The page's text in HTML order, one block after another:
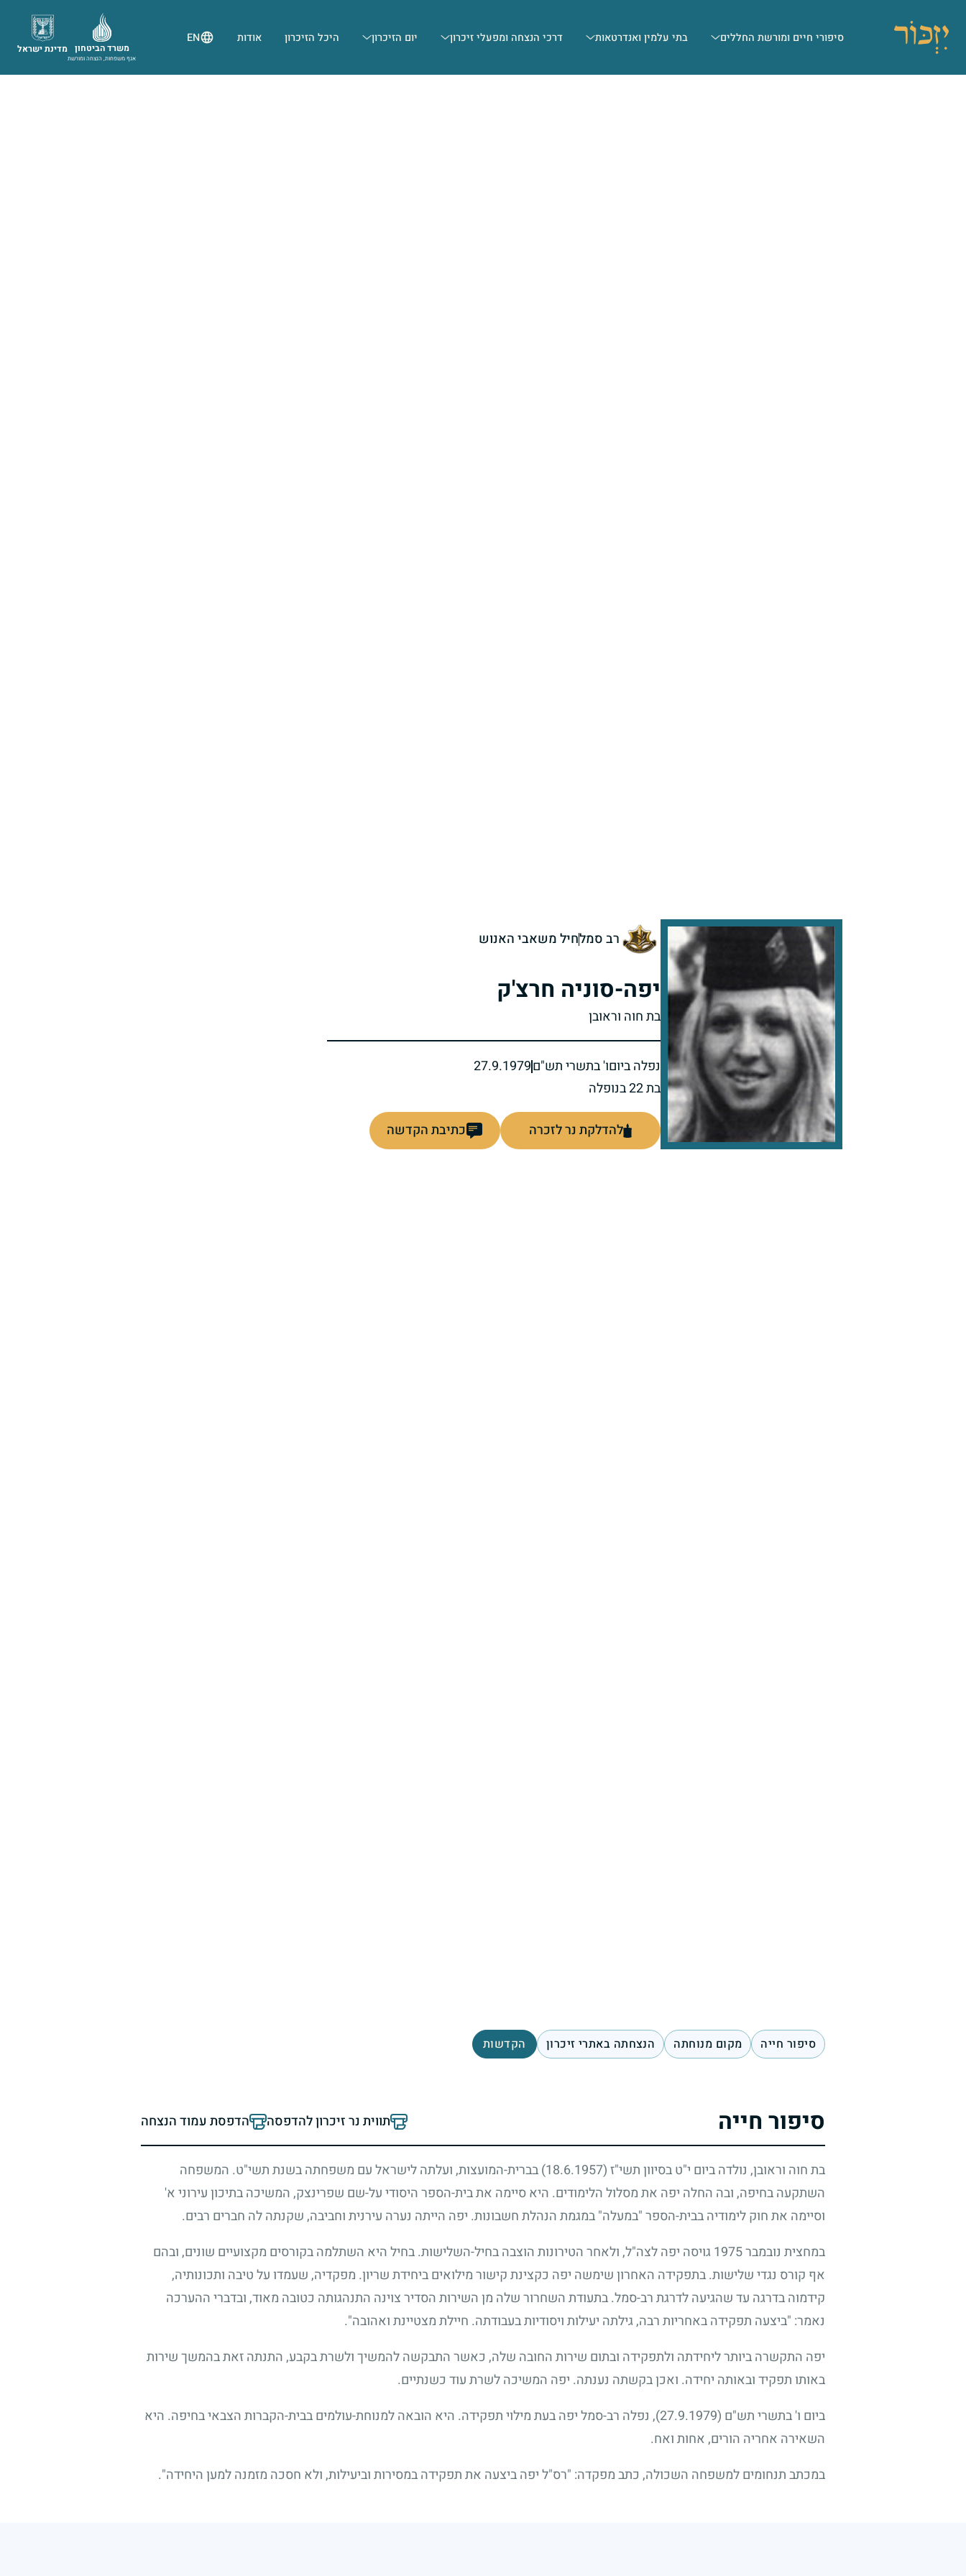
סיפורי חיים ומורשת החללים בתי עלמין ואנדרטאות דרכי הנצחה ומפעלי זיכרון יום הזיכרון היכל הזיכרון אודות EN
מדינת ישראל משרד הביטחון
אגף משפחות, הנצחה ומורשת
רב סמלחיל משאבי האנוש
יפה-סוניה חרצ'ק
בת חוה וראובן
נפלה ביוםו' בתשרי תש"ם27.9.1979
בת 22 בנופלה
להדלקת נר לזכרה כתיבת הקדשה
סיפור חייה מקום מנוחתה הנצחתה באתרי זיכרון הקדשות
סיפור חייה תווית נר זיכרון להדפסה הדפסת עמוד הנצחה
בת חוה וראובן, נולדה ביום י"ט בסיוון תשי"ז(18.6.1957)
בברית-המועצות, ועלתה לישראל עם משפחתה בשנת תשי"ט. המשפחה
השתקעה בחיפה, ובה החלה יפה את מסלול הלימודים. היא סיימה את בית-הספר היסודי על-שם שפרינצק, המשיכה בתיכון עירוני א'
וסיימה את חוק לימודיה בבית-הספר "במעלה" במגמת הנהלת חשבונות. יפה הייתה נערה עירנית וחביבה, שקנתה לה חברים רבים.
במחצית נובמבר1975 גויסה יפה לצה"ל, ולאחר הטירונות הוצבה בחיל-השלישות. בחיל היא השתלמה בקורסים מקצועיים שונים, ובהם
אף קורס נגדי שלישות. בתפקידה האחרון שימשה יפה כקצינת קישור מילואים ביחידת שריון. מפקדיה, שעמדו על טיבה ותכונותיה,
קידמוה בדרגה עד שהגיעה לדרגת רב-סמל. בתעודת השחרור שלה מן השירות הסדיר צוינה התנהגותה כטובה מאוד, ובדברי ההערכה
נאמר: "ביצעה תפקידה באחריות רבה, גילתה יעילות ויסודיות בעבודתה. חיילת מצטיינת ואהובה".
יפה התקשרה ביותר ליחידתה ולתפקידה ובתום שירות החובה שלה, כאשר התבקשה להמשיך ולשרת בקבע, התנתה זאת בהמשך שירות
באותו תפקיד ובאותה יחידה. ואכן בקשתה נענתה. יפה המשיכה לשרת עוד כשנתיים.
ביום ו' בתשרי תש"ם (27.9.1979)
, נפלה רב-סמל יפה בעת מילוי תפקידה. היא הובאה למנוחת-עולמים בבית-הקברות הצבאי בחיפה. היא
השאירה אחריה הורים, אחות ואח.
במכתב תנחומים למשפחה השכולה, כתב מפקדה: "רס"ל יפה ביצעה את תפקידה במסירות וביעילות, ולא חסכה מזמנה למען היחידה".